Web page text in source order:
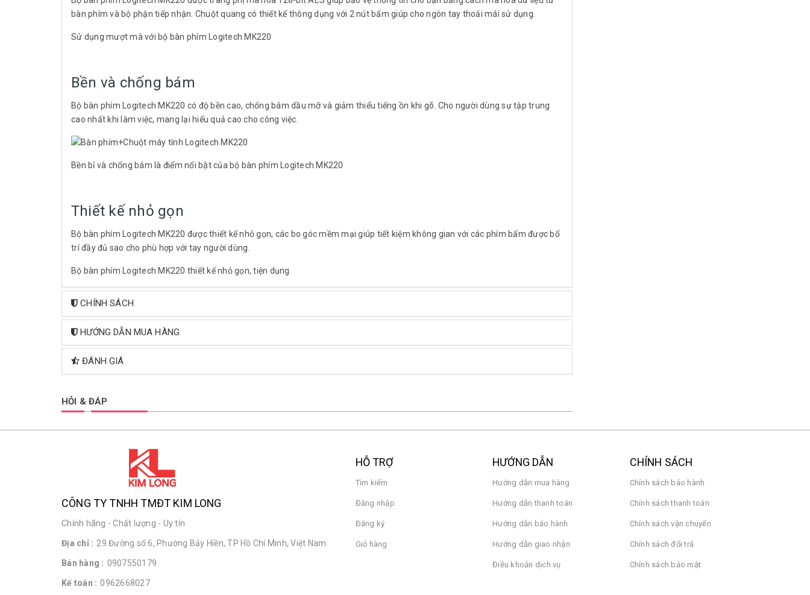
bàn phím và bộ phận tiếp nhận. Chuột quang có thiết kế thông dụng với 2 nút bấm giúp cho ngón tay thoải mái sử dụng.
Sử dụng mượt mà với bộ bàn phím Logitech MK220
Bền và chống bám
Bộ bàn phím Logitech MK220 có độ bền cao, chống bám dầu mỡ và giảm thiểu tiếng ồn khi gõ. Cho người dùng sự tập trung
cao nhất khi làm việc, mang lại hiểu quả cao cho công việc.
Bền bỉ và chống bám là điểm nổi bật của bộ bàn phím Logitech MK220
Thiết kế nhỏ gọn
Bộ bàn phím Logitech MK220 được thiết kế nhỏ gọn, các bo góc mềm mại giúp tiết kiệm không gian với các phím bấm được bố
trí đầy đủ sao cho phù hợp với tay người dùng.
Bộ bàn phím Logitech MK220 thiết kế nhỏ gọn, tiện dụng
CHÍNH SÁCH
HƯỚNG DẪN MUA HÀNG
ĐÁNH GIÁ
HỎI & ĐÁP
CÔNG TY TNHH TMĐT KIM LONG
Chính hãng - Chất lượng - Uy tín
Địa chỉ : 29 Đường số 6, Phường Bảy Hiền, TP Hồ Chí Minh, Việt Nam
Bán hàng : 0907550179
Kế toán : 0962668027
HỖ TRỢ
Tìm kiếm
Đăng nhập
Đăng ký
Giỏ hàng
HƯỚNG DẪN
Hướng dẫn mua hàng
Hướng dẫn thanh toán
Hướng dẫn bảo hành
Hướng dẫn giao nhận
Điều khoản dịch vụ
CHÍNH SÁCH
Chính sách bảo hành
Chính sách thanh toán
Chính sách vận chuyển
Chính sách đổi trả
Chính sách bảo mật